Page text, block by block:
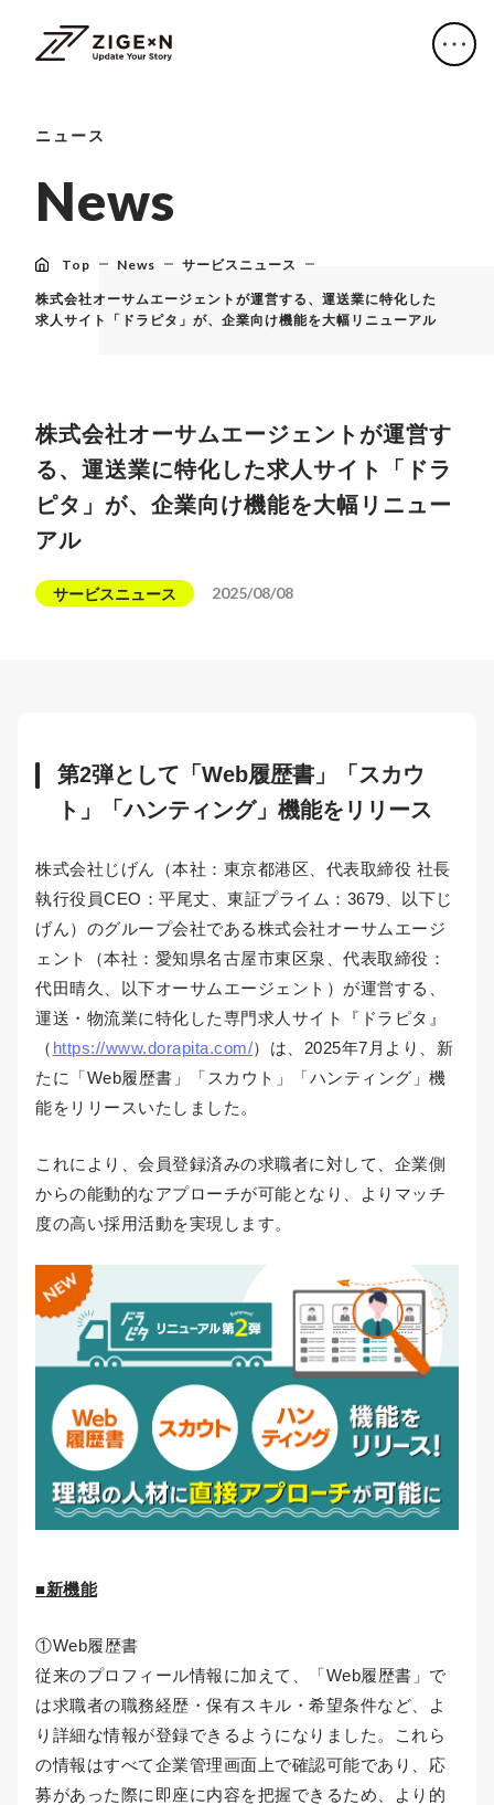
ニュース
News
Top News サービスニュース
株式会社オーサムエージェントが運営する、運送業に特化した
求人サイト「ドラピタ」が、企業向け機能を大幅リニューアル
株式会社オーサムエージェントが運営す
る、運送業に特化した求人サイト「ドラ
ピタ」が、企業向け機能を大幅リニュー
アル
サービスニュース 2025/08/08
第2弾として「Web履歴書」「スカウ
ト」「ハンティング」機能をリリース
株式会社じげん（本社：東京都港区、代表取締役 社長
執行役員CEO：平尾丈、東証プライム：3679、以下じ
げん）のグループ会社である株式会社オーサムエージ
ェント（本社：愛知県名古屋市東区泉、代表取締役：
代田晴久、以下オーサムエージェント）が運営する、
運送・物流業に特化した専門求人サイト『ドラピタ』
（ https://www.dorapita.com/）は、2025年7月より、新
たに「Web履歴書」「スカウト」「ハンティング」機
能をリリースいたしました。
これにより、会員登録済みの求職者に対して、企業側
からの能動的なアプローチが可能となり、よりマッチ
度の高い採用活動を実現します。
■新機能
①Web履歴書
従来のプロフィール情報に加えて、「Web履歴書」で
は求職者の職務経歴・保有スキル・希望条件など、よ
り詳細な情報が登録できるようになりました。これら
の情報はすべて企業管理画面上で確認可能であり、応
募があった際に即座に内容を把握できるため、より的